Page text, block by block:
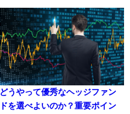
どうやって優秀なヘッジファン
ドを選べよいのか？重要ポイン